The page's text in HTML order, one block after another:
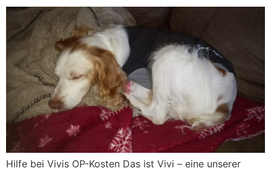
Hilfe bei Vivis OP-Kosten Das ist Vivi – eine unserer